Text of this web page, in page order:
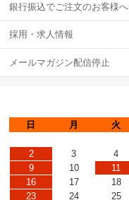
銀行振込でご注文のお客様へ
採用・求人情報
メールマガジン配信停止
日
月 火
2
3 4
9
10 11
16
17 18
23
24 25